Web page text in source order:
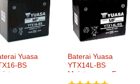
Yuasa
BS
Baterai Yuasa
YTX14L-BS
Maintenance Free